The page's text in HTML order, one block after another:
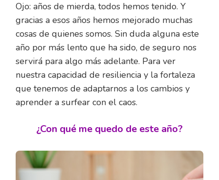
Ojo: años de mierda, todos hemos tenido. Y
gracias a esos años hemos mejorado muchas
cosas de quienes somos. Sin duda alguna este
año por más lento que ha sido, de seguro nos
servirá para algo más adelante. Para ver
nuestra capacidad de resiliencia y la fortaleza
que tenemos de adaptarnos a los cambios y
aprender a surfear con el caos.
¿Con qué me quedo de este año?